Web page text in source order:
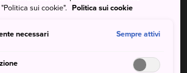
dell'arrampicata, in determinati giorni
del sentiero di Bettodeai. Dall'uscita
dura circa due ore e costa 2.100
sui cookie". Politica sui cookie
necessari Sempre attivi